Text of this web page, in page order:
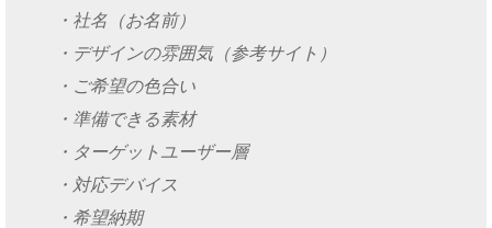
・社名（お名前）
・デザインの雰囲気（参考サイト）
・ご希望の色合い
・準備できる素材
・ターゲットユーザー層
・対応デバイス
・希望納期